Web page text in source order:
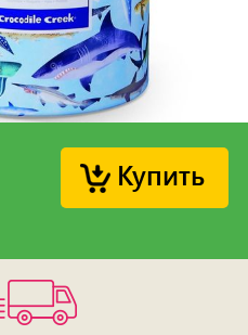
Купить